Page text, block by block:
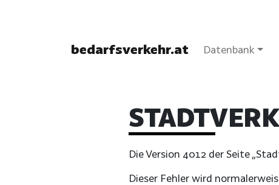
bedarfsverkehr.at Datenbank
Die Version 4012 der Seite
Dieser Fehler wird